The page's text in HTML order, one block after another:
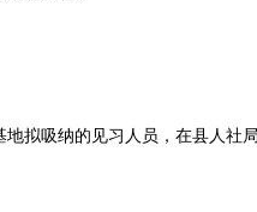
吸纳的见习人员，在县人社局